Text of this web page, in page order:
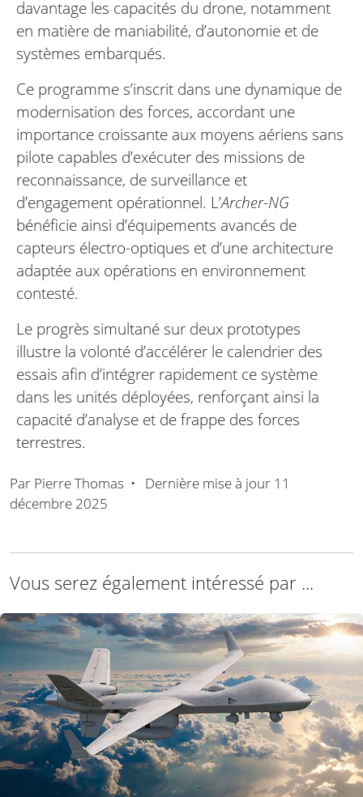
davantage les capacités du drone, notamment
en matière de maniabilité, d’autonomie et de
systèmes embarqués.
Ce programme s’inscrit dans une dynamique de
modernisation des forces, accordant une
importance croissante aux moyens aériens sans
pilote capables d’exécuter des missions de
reconnaissance, de surveillance et
d’engagement opérationnel. L’Archer-NG
bénéficie ainsi d’équipements avancés de
capteurs électro-optiques et d’une architecture
adaptée aux opérations en environnement
contesté.
Le progrès simultané sur deux prototypes
illustre la volonté d’accélérer le calendrier des
essais afin d’intégrer rapidement ce système
dans les unités déployées, renforçant ainsi la
capacité d’analyse et de frappe des forces
terrestres.
Par Pierre Thomas • Dernière mise à jour 11
décembre 2025
Vous serez également intéressé par ...